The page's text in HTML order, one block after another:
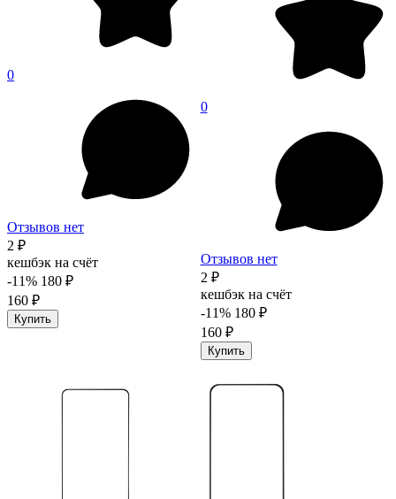
0
Отзывов нет
2 ₽
кешбэк на счёт
-11% 180 ₽
160 ₽
Купить
0
Отзывов нет
2 ₽
кешбэк на счёт
-11% 180 ₽
160 ₽
Купить